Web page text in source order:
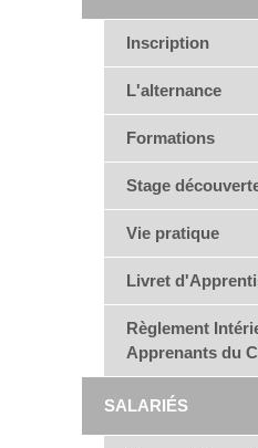
Inscription
L'alternance
Formations
Stage
Vie pratique
Livret
Règlement
Apprenants du
SALARIÉS